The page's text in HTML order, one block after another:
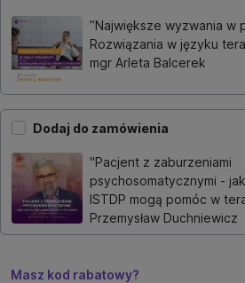
”Największe wyzwania w
Rozwiązania w języku
mgr Arleta Balcerek
Dodaj do zamówienia
"Pacjent z zaburzeniami
psychosomatycznymi -
ISTDP mogą pomóc w
Przemysław Duchniewicz
Masz kod rabatowy?